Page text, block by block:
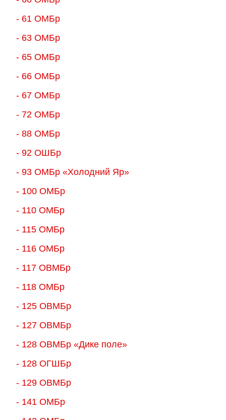
- 61 ОМБр
- 63 ОМБр
- 65 ОМБр
- 66 ОМБр
- 67 ОМБр
- 72 ОМБр
- 88 ОМБр
- 92 ОШБр
- 93 ОМБр «Холодний Яр»
- 100 ОМБр
- 110 ОМБр
- 115 ОМБр
- 116 ОМБр
- 117 ОВМБр
- 118 ОМБр
- 125 ОВМБр
- 127 ОВМБр
- 128 ОВМБр «Дике поле»
- 128 ОГШБр
- 129 ОВМБр
- 141 ОМБр